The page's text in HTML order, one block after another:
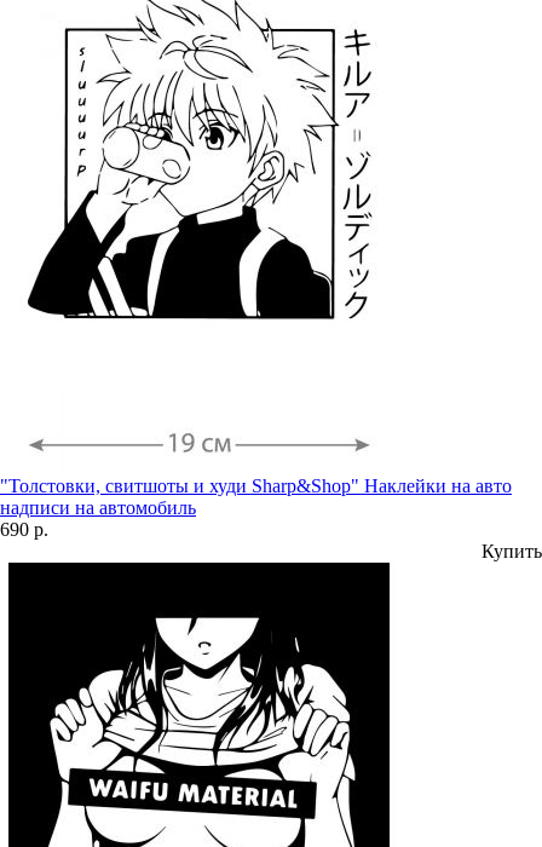
"Толстовки, свитшоты и худи Sharp&Shop" Наклейки на авто
надписи на автомобиль
690 р.
Купить